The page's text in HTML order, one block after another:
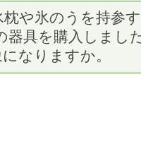
や氷のうを持参
器具を購入しまし
なりますか。